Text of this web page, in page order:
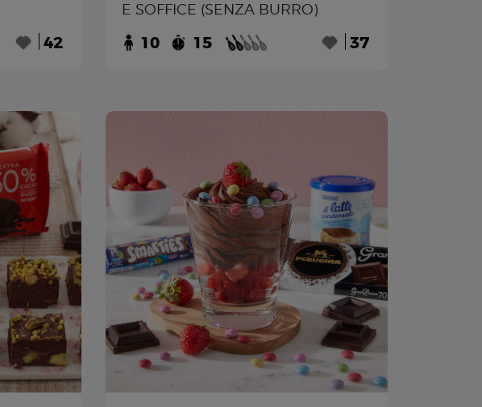
42
E SOFFICE (SENZA BURRO)
10 15 37